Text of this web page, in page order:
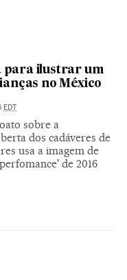
para ilustrar um
no México
EDT
sobre a
dos cadáveres de
usa a imagem de
de 2016